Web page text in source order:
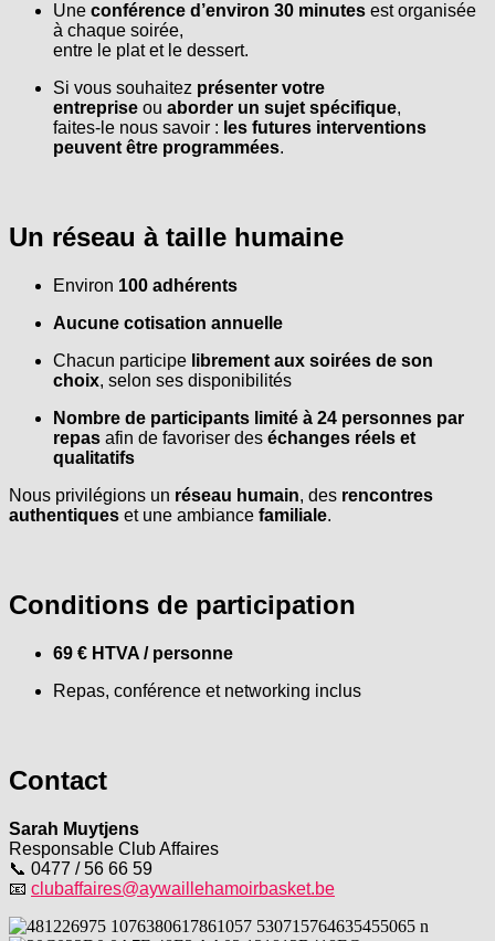
Une conférence d’environ 30 minutes est organisée
à chaque soirée,
entre le plat et le dessert.
Si vous souhaitez présenter votre
entreprise ou aborder un sujet spécifique,
faites-le nous savoir : les futures interventions
peuvent être programmées.
Un réseau à taille humaine
Environ 100 adhérents
Aucune cotisation annuelle
Chacun participe librement aux soirées de son
choix, selon ses disponibilités
Nombre de participants limité à 24 personnes par
repas afin de favoriser des échanges réels et
qualitatifs
Nous privilégions un réseau humain, des rencontres
authentiques et une ambiance familiale.
Conditions de participation
69 € HTVA / personne
Repas, conférence et networking inclus
Contact
Sarah Muytjens
Responsable Club Affaires
📞 0477 / 56 66 59
📧 clubaffaires@aywaillehamoirbasket.be